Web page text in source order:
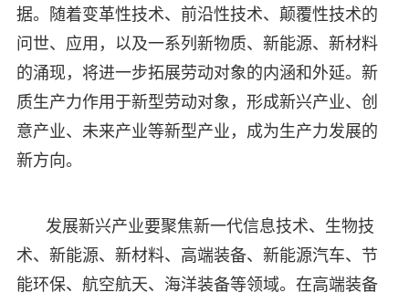
据。随着变革性技术、前沿性技术、颠覆性技术的
问世、应用，以及一系列新物质、新能源、新材料
的涌现，将进一步拓展劳动对象的内涵和外延。新
质生产力作用于新型劳动对象，形成新兴产业、创
意产业、未来产业等新型产业，成为生产力发展的
新方向。
发展新兴产业要聚焦新一代信息技术、生物技
术、新能源、新材料、高端装备、新能源汽车、节
能环保、航空航天、海洋装备等领域。在高端装备